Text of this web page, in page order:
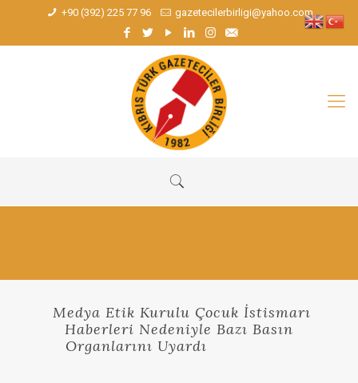
+90 (392) 225 77 96 gazetecilerbirligi@yahoo.com
Medya Etik Kurulu Çocuk İstismarı
Haberleri Nedeniyle Bazı Basın
Organlarını Uyardı